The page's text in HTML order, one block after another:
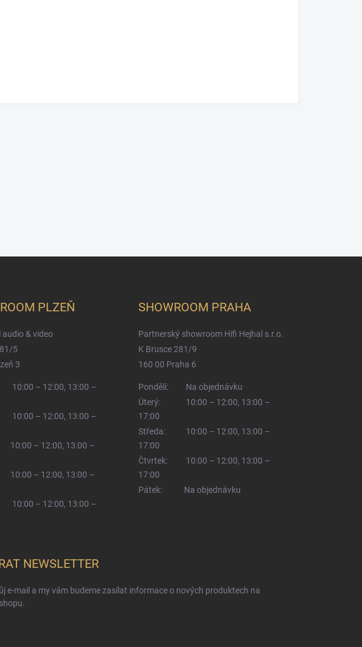
PLZEŇ
audio & video
5
3
10:00 – 12:00, 13:00 –
10:00 – 12:00, 13:00 –
10:00 – 12:00, 13:00 –
10:00 – 12:00, 13:00 –
10:00 – 12:00, 13:00 –
SHOWROOM PRAHA
Partnerský showroom Hifi Hejhal s.r.o.
K Brusce 281/9
160 00 Praha 6
Pondělí:
Na objednávku
Úterý:
10:00 – 12:00, 13:00 –
17:00
Středa:
10:00 – 12:00, 13:00 –
17:00
Čtvrtek:
10:00 – 12:00, 13:00 –
17:00
Pátek:
Na objednávku
NEWSLETTER
e-mail a my vám budeme zasílat informace o nových produktech na